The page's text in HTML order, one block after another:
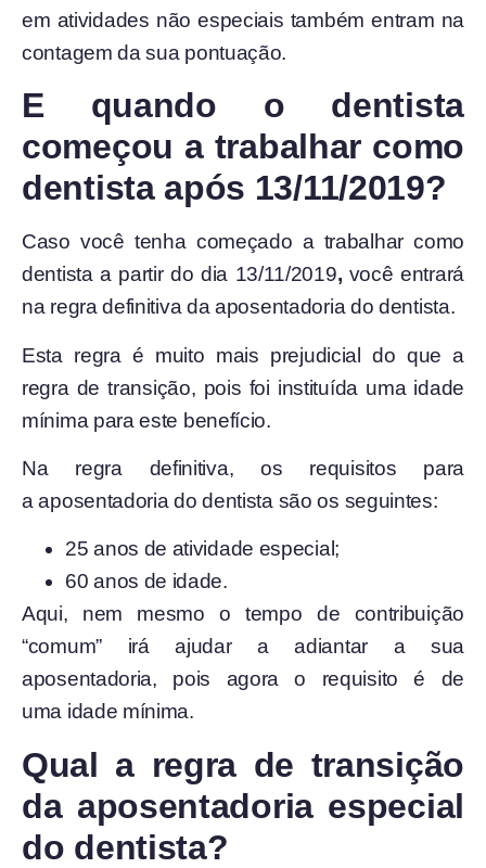
em atividades não especiais também entram na
contagem da sua pontuação.
E quando o dentista
começou a trabalhar como
dentista após 13/11/2019?
Caso você tenha começado a trabalhar como
dentista a partir do dia 13/11/2019, você entrará
na regra definitiva da aposentadoria do dentista.
Esta regra é muito mais prejudicial do que a
regra de transição, pois foi instituída uma idade
mínima para este benefício.
Na regra definitiva, os requisitos para
a aposentadoria do dentista são os seguintes:
25 anos de atividade especial;
60 anos de idade.
Aqui, nem mesmo o tempo de contribuição
“comum” irá ajudar a adiantar a sua
aposentadoria, pois agora o requisito é de
uma idade mínima.
Qual a regra de transição
da aposentadoria especial
do dentista?